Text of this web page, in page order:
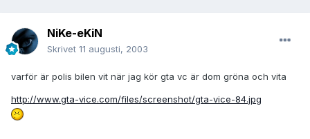
NiKe-eKiN
Skrivet 11 augusti, 2003
varför är polis bilen vit när jag kör gta vc är dom gröna och vita
http://www.gta-vice.com/files/screenshot/gta-vice-84.jpg